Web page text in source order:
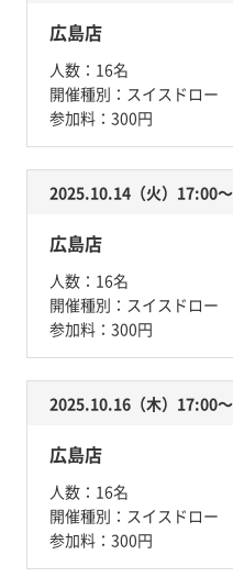
広島店
人数： 16名
開催種別： スイスドロー
参加料： 300円
2025.10.14（火）17:00〜
広島店
人数： 16名
開催種別： スイスドロー
参加料： 300円
2025.10.16（木）17:00〜
広島店
人数： 16名
開催種別： スイスドロー
参加料： 300円